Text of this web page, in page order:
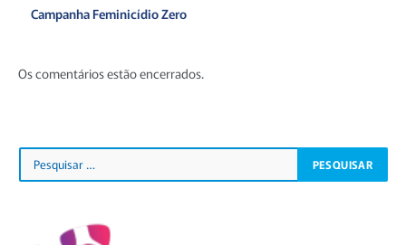
Campanha Feminicídio Zero
Os comentários estão encerrados.